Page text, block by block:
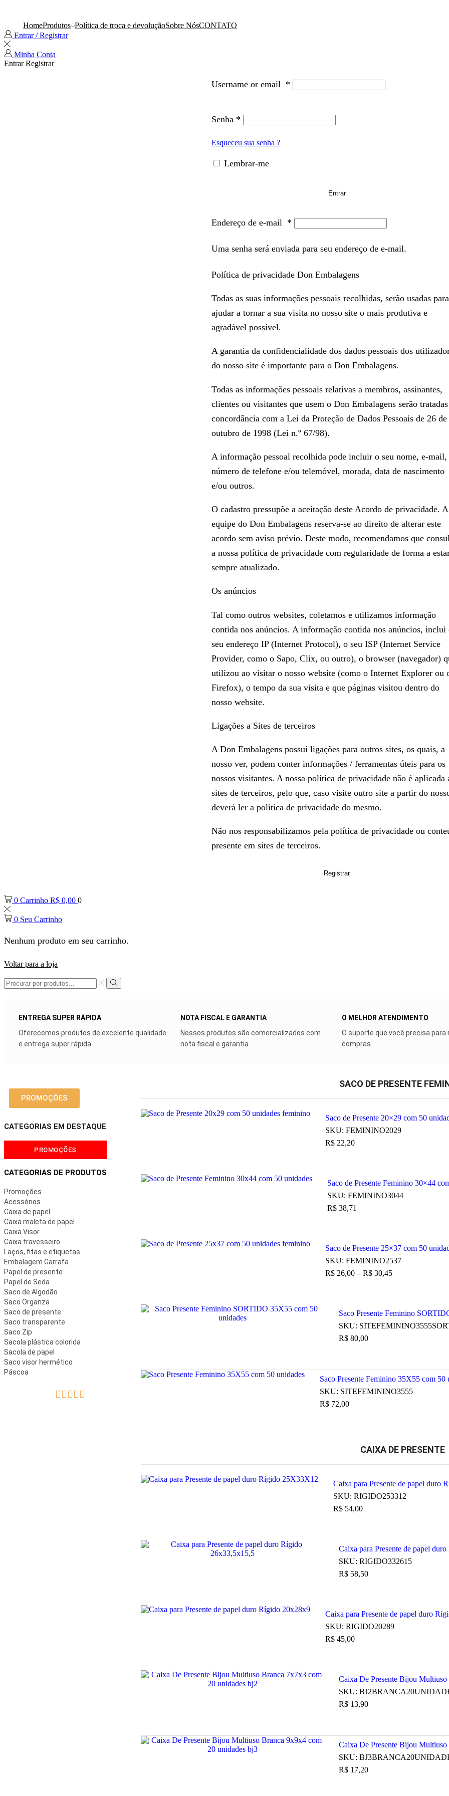
HomeProdutos Política de troca e devoluçãoSobre NósCONTATO
Entrar / Registrar
Minha Conta
EntrarRegistrar
Username or email *
Senha *
Esqueceu sua senha ?
Lembrar-me
Entrar
Endereço de e-mail *
Uma senha será enviada para seu endereço de e-mail.
Política de privacidade Don Embalagens
Todas as suas informações pessoais recolhidas, serão usadas
ajudar a tornar a sua visita no nosso site o mais produtiva e
agradável possível.
A garantia da confidencialidade dos dados pessoais dos
do nosso site é importante para o Don Embalagens.
Todas as informações pessoais relativas a membros, assinantes,
clientes ou visitantes que usem o Don Embalagens serão
concordância com a Lei da Proteção de Dados Pessoais de 26 de
outubro de 1998 (Lei n.º 67/98).
A informação pessoal recolhida pode incluir o seu nome, e-mail,
número de telefone e/ou telemóvel, morada, data de nascimento
e/ou outros.
O cadastro pressupõe a aceitação deste Acordo de privacidade. A
equipe do Don Embalagens reserva-se ao direito de alterar este
acordo sem aviso prévio. Deste modo, recomendamos que
a nossa política de privacidade com regularidade de forma a
sempre atualizado.
Os anúncios
Tal como outros websites, coletamos e utilizamos informação
contida nos anúncios. A informação contida nos anúncios, inclui
seu endereço IP (Internet Protocol), o seu ISP (Internet Service
Provider, como o Sapo, Clix, ou outro), o browser (navegador)
utilizou ao visitar o nosso website (como o Internet Explorer ou
Firefox), o tempo da sua visita e que páginas visitou dentro do
nosso website.
Ligações a Sites de terceiros
A Don Embalagens possui ligações para outros sites, os quais, a
nosso ver, podem conter informações / ferramentas úteis para os
nossos visitantes. A nossa política de privacidade não é aplicada
sites de terceiros, pelo que, caso visite outro site a partir do
deverá ler a politica de privacidade do mesmo.
Não nos responsabilizamos pela política de privacidade ou
presente em sites de terceiros.
Registrar
0 Carrinho R$ 0,00 0
0 Seu Carrinho
Nenhum produto em seu carrinho.
Voltar para a loja
ENTREGA SUPER RÁPIDA
Oferecemos produtos de excelente qualidade
e entrega super rápida.
NOTA FISCAL E GARANTIA
Nossos produtos são comercializados com
nota fiscal e garantia.
O MELHOR ATENDIMENTO
O suporte que você precisa para
compras.
PROMOÇÕES
CATEGORIAS EM DESTAQUE
PROMOÇÕES
CATEGORIAS DE PRODUTOS
Promoções
Acessórios
Caixa de papel
Caixa maleta de papel
Caixa Visor
Caixa travesseiro
Laços, fitas e etiquetas
Embalagem Garrafa
Papel de presente
Papel de Seda
Saco de Algodão
Saco Organza
Saco de presente
Saco transparente
Saco Zip
Sacola plástica colorida
Sacola de papel
Saco visor hermético
Páscoa

SACO DE PRESENTE
Saco de Presente 20×29 com 50
SKU:FEMININO2029
R$ 22,20
Saco de Presente Feminino 30×44
SKU:FEMININO3044
R$ 38,71
Saco de Presente 25×37 com 50
SKU:FEMININO2537
R$ 26,00 – R$ 30,45
Saco Presente Feminino
SKU:
R$ 80,00
Saco Presente Feminino 35X55 com 50
SKU: SITEFEMININO3555
R$ 72,00
CAIXA DE PRESENTE
Caixa para Presente de papel duro
SKU:RIGIDO253312
R$ 54,00
Caixa para Presente de papel
SKU:RIGIDO332615
R$ 58,50
Caixa para Presente de papel duro
SKU:RIGIDO20289
R$ 45,00
Caixa De Presente Bijou
SKU:
R$ 13,90
Caixa De Presente Bijou
SKU:
R$ 17,20